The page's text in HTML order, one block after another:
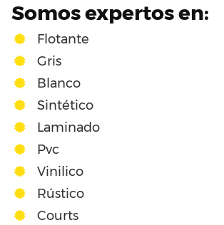
Somos expertos en:
Flotante
Gris
Blanco
Sintético
Laminado
Pvc
Vinilico
Rústico
Courts